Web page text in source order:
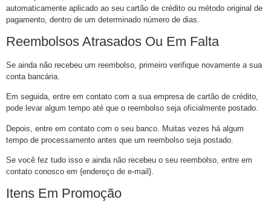
automaticamente aplicado ao seu cartão de crédito ou método original de
pagamento, dentro de um determinado número de dias.
Reembolsos Atrasados Ou Em Falta
Se ainda não recebeu um reembolso, primeiro verifique novamente a sua
conta bancária.
Em seguida, entre em contato com a sua empresa de cartão de crédito,
pode levar algum tempo até que o reembolso seja oficialmente postado.
Depois, entre em contato com o seu banco. Muitas vezes há algum
tempo de processamento antes que um reembolso seja postado.
Se você fez tudo isso e ainda não recebeu o seu reembolso, entre em
contato conosco em {endereço de e-mail}.
Itens Em Promoção